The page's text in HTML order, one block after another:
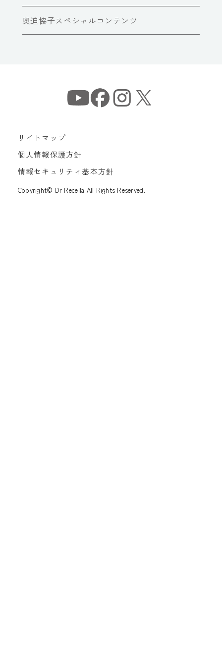
奥迫協子スペシャルコンテンツ
サイトマップ
個人情報保護方針
情報セキュリティ基本方針
Copyright© Dr Recella All Rights Reserved.